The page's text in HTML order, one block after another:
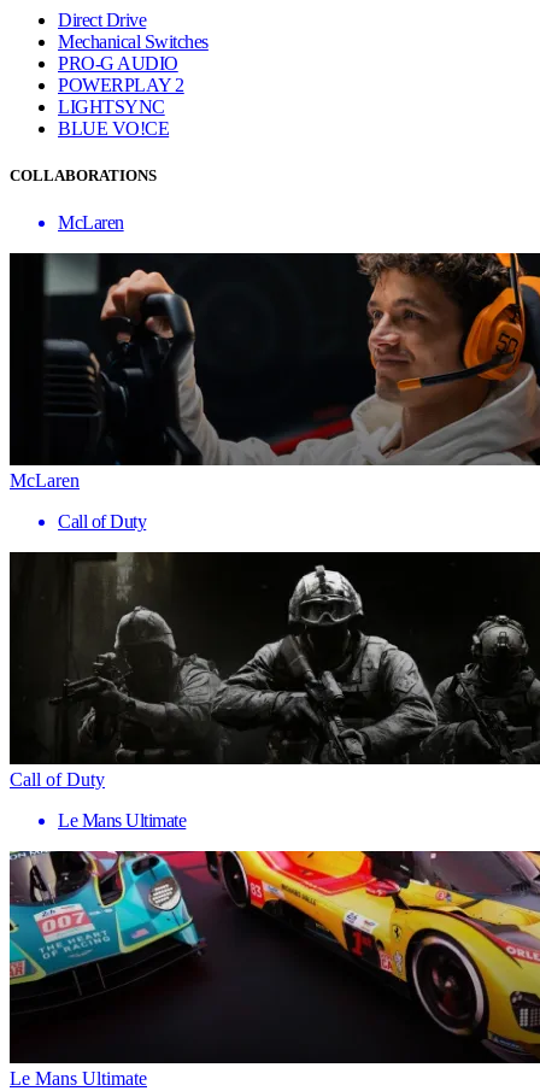
Direct Drive
Mechanical Switches
PRO-G AUDIO
POWERPLAY 2
LIGHTSYNC
BLUE VO!CE
COLLABORATIONS
McLaren
McLaren
Call of Duty
Call of Duty
Le Mans Ultimate
Le Mans Ultimate